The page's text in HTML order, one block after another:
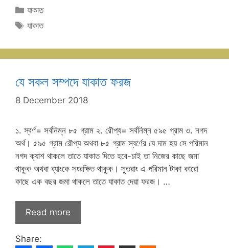
Categories
যাকাত
Tags
যাকাত
যে সকল সম্পদে যাকাত ফরজ
8 December 2018
১. স্বর্ণ= সর্বনিম্ন ৮৫ গ্রাম ২. রৌপ্য= সর্বনিম্ন ৫৯৫ গ্রাম ৩. নগদ
অর্থ। ৫৯৫ গ্রাম রৌপ্য অথবা ৮৫ গ্রাম স্বর্ণের যে দাম হয় সে পরিমান
নগদ ক্যাশ থাকলে তাতে যাকাত দিতে হবে-চাই তা নিজের কাছে জমা
থাকুক অথবা ব্যাংকে সংরক্ষিত থাকুক। সুতরাং এ পরিমান টাকা কারো
কাছে এক বছর জমা থাকলে তাতে যাকাত দেয়া ফরজ। …
Read more
Share: